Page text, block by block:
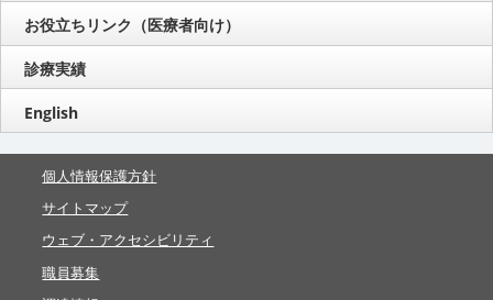
お役立ちリンク（医療者向け）
診療実績
English
個人情報保護方針
サイトマップ
ウェブ・アクセシビリティ
職員募集